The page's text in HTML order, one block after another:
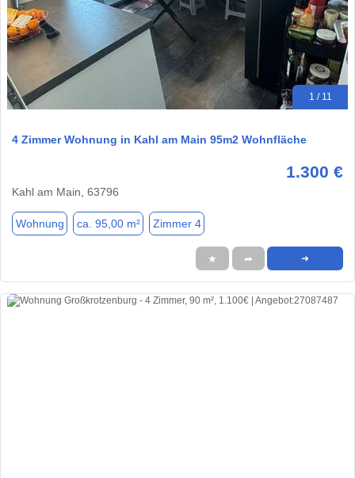
1 / 11
4 Zimmer Wohnung in Kahl am Main 95m2 Wohnfläche
1.300 €
Kahl am Main, 63796
Wohnung ca. 95,00 m² Zimmer 4
★ ➦ ➜